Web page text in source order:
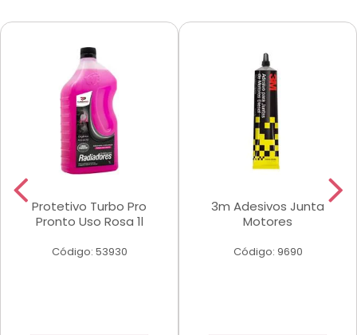
Protetivo Turbo Pro
Pronto Uso Rosa 1l
Código: 53930
3m Adesivos Junta
Motores
Código: 9690